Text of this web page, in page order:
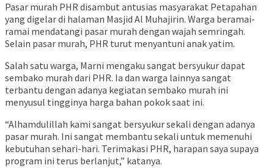
Pasar murah PHR disambut antusias masyarakat Petapahan
yang digelar di halaman Masjid Al Muhajirin. Warga beramai-
ramai mendatangi pasar murah dengan wajah semringah.
Selain pasar murah, PHR turut menyantuni anak yatim.
Salah satu warga, Marni mengaku sangat bersyukur dapat
sembako murah dari PHR. Ia dan warga lainnya sangat
terbantu dengan adanya kegiatan sembako murah ini
menyusul tingginya harga bahan pokok saat ini.
“Alhamdulillah kami sangat bersyukur sekali dengan adanya
pasar murah. Ini sangat membantu sekali untuk memenuhi
kebutuhan sehari-hari. Terimakasi PHR, harapan saya supaya
program ini terus berlanjut,” katanya.